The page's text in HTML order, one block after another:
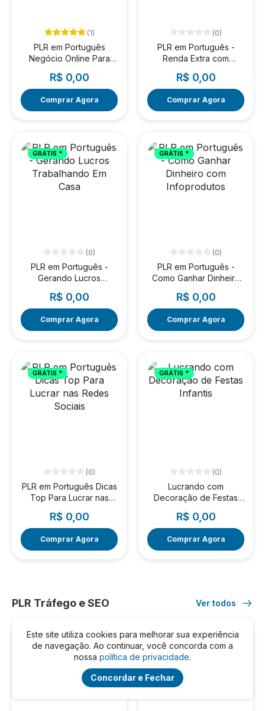
(1)
PLR em Português
Negócio Online Para
R$ 0,00
Comprar Agora
(0)
PLR em Português -
Renda Extra com
R$ 0,00
Comprar Agora
GRÁTIS *
(0)
PLR em Português -
Gerando Lucros
R$ 0,00
Comprar Agora
GRÁTIS *
(0)
PLR em Português -
Como Ganhar Dinheiro
R$ 0,00
Comprar Agora
GRÁTIS *
(0)
PLR em Português Dicas
Top Para Lucrar nas
R$ 0,00
Comprar Agora
GRÁTIS *
(0)
Lucrando com
Decoração de Festas
R$ 0,00
Comprar Agora
PLR Tráfego e SEO Ver todos
GRÁTIS * GRÁTIS *
Este site utiliza cookies para melhorar sua experiência
de navegação. Ao continuar, você concorda com a
nossa política de privacidade.
Concordar e Fechar